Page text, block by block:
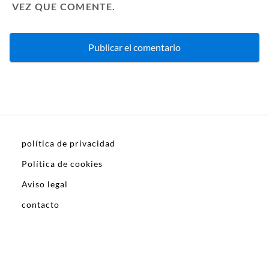
VEZ QUE COMENTE.
política de privacidad
Política de cookies
Aviso legal
contacto